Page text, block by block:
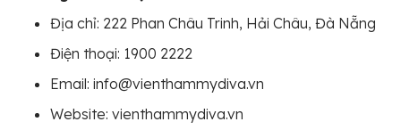
Địa chỉ: 222 Phan Châu Trinh, Hải Châu, Đà Nẵng
Điện thoại: 1900 2222
Email: info@vienthammydiva.vn
Website: vienthammydiva.vn